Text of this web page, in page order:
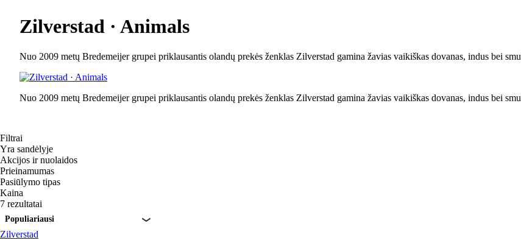
Zilverstad · Animals
Nuo 2009 metų Bredemeijer grupei priklausantis olandų prekės ženklas Zilverstad gamina žavias vaikiškas dovanas, indus bei
Nuo 2009 metų Bredemeijer grupei priklausantis olandų prekės ženklas Zilverstad gamina žavias vaikiškas dovanas, indus bei
Filtrai
Yra sandėlyje
Akcijos ir nuolaidos
Prieinamumas
Pasiūlymo tipas
Kaina
7 rezultatai
Populiariausi
Zilverstad